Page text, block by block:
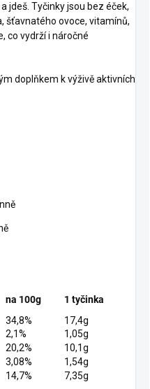
jdeš. Tyčinky jsou bez éček,
šťavnatého ovoce, vitamínů,
co vydrží i náročné
doplňkem k výživě aktivních
na 100g
1 tyčinka
34,8%
17,4g
2,1%
1,05g
20,2%
10,1g
3,08%
1,54g
14,7% 7,35g